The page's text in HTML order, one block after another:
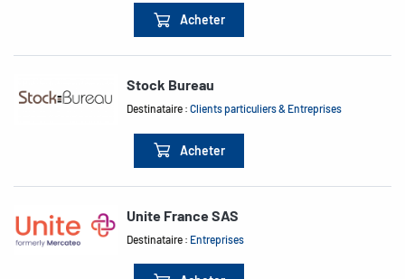
Acheter
Stock Bureau
Destinataire :Clients particuliers & Entreprises
Acheter
Unite France SAS
Destinataire : Entreprises